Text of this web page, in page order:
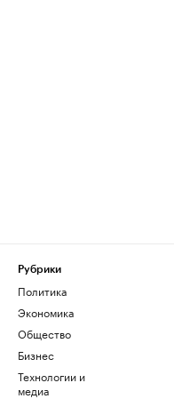
Рубрики
Политика
Экономика
Общество
Бизнес
Технологии и
медиа